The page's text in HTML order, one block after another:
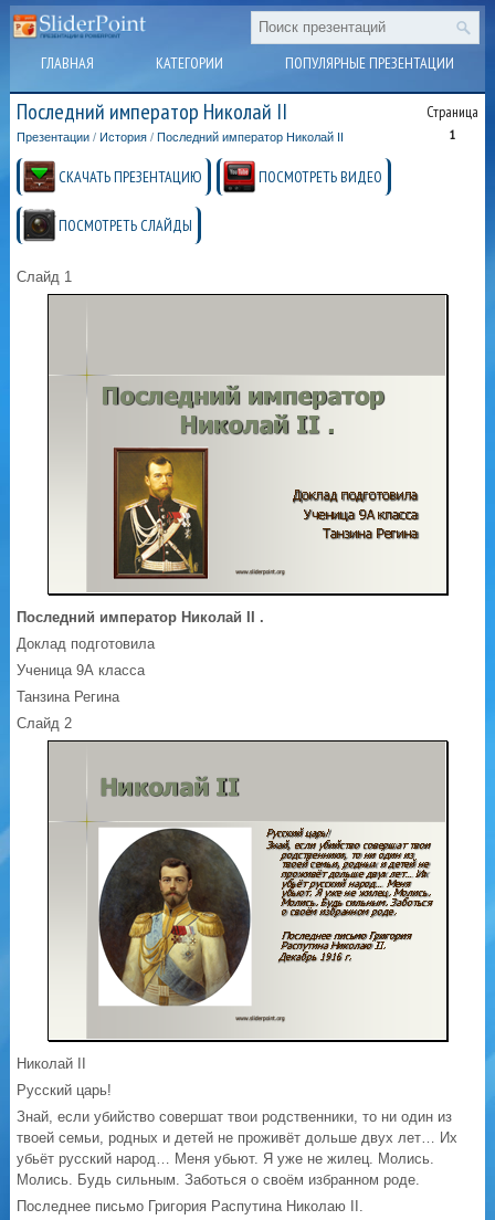
ГЛАВНАЯ КАТЕГОРИИ ПОПУЛЯРНЫЕ ПРЕЗЕНТАЦИИ
Последний император Николай II Страница
1
Презентации / История / Последний император Николай II
СКАЧАТЬ ПРЕЗЕНТАЦИЮ ПОСМОТРЕТЬ ВИДЕО
ПОСМОТРЕТЬ СЛАЙДЫ
Слайд 1
Последний император Николай II .
Доклад подготовила
Ученица 9А класса
Танзина Регина
Слайд 2
Николай II
Русский царь!
Знай, если убийство совершат твои родственники, то ни один из
твоей семьи, родных и детей не проживёт дольше двух лет… Их
убьёт русский народ… Меня убьют. Я уже не жилец. Молись.
Молись. Будь сильным. Заботься о своём избранном роде.
Последнее письмо Григория Распутина Николаю II.